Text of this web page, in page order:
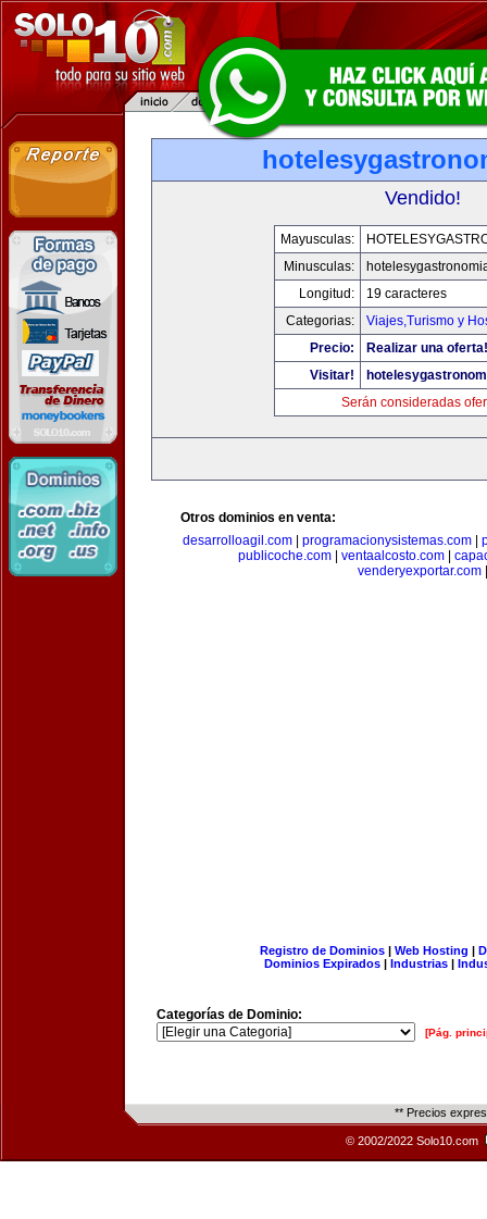
Vendido!
Mayusculas:
Minusculas:
Longitud:
19 caracteres
Categorias:
Viajes,Turismo y
Precio:
Realizar una oferta!
Visitar!
Serán consideradas
Otros dominios en venta:
desarrolloagil.com
programacionysistemas.com
publicoche.com
ventaalcosto.com
venderyexportar.com
Registro de Dominios| Web Hosting |
Dominios Expirados | Industrias |
Categorías de Dominio:
[Pág.
** Precios
© 2002/2022 Solo10.com